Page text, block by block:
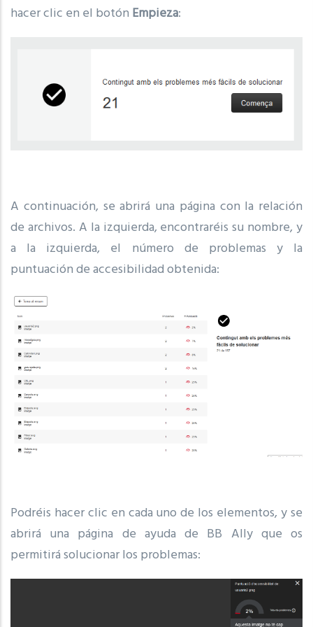
hacer clic en el botón Empieza:
A continuación, se abrirá una página con la relación
de archivos. A la izquierda, encontraréis su nombre, y
a la izquierda, el número de problemas y la
puntuación de accesibilidad obtenida:
Podréis hacer clic en cada uno de los elementos, y se
abrirá una página de ayuda de BB Ally que os
permitirá solucionar los problemas: